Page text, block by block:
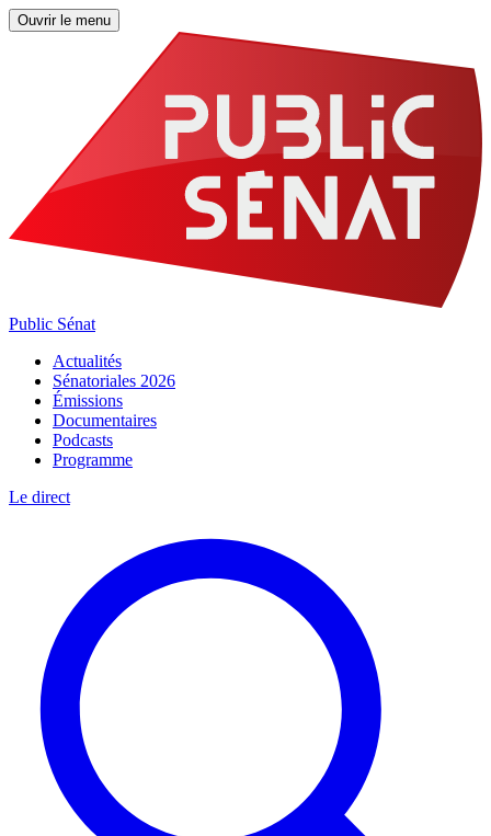
Ouvrir le menu
Public Sénat
Actualités
Sénatoriales 2026
Émissions
Documentaires
Podcasts
Programme
Le direct